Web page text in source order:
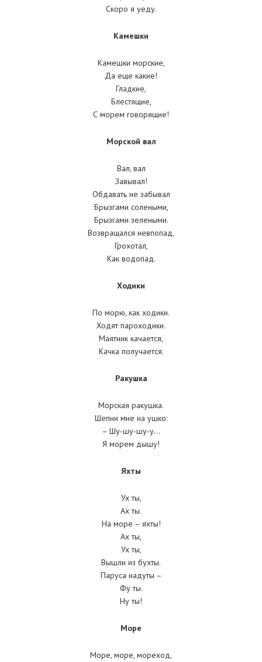
Скоро я уеду.
Камешки
Камешки морские,
Да еще какие!
Гладкие,
Блестящие,
С морем говорящие!
Морской вал
Вал, вал
Завывал!
Обдавать не забывал
Брызгами солеными,
Брызгами зелеными.
Возвращался невпопад,
Грохотал,
Как водопад.
Ходики
По морю, как ходики.
Ходят пароходики.
Маятник качается,
Качка получается.
Ракушка
Морская ракушка.
Шепни мне на ушко:
– Шу-шу-шу-у…
Я морем дышу!
Яхты
Ух ты,
Ах ты.
На море – яхты!
Ах ты,
Ух ты,
Вышли из бухты.
Паруса надуты –
Фу ты.
Ну ты!
Море
Море, море, мореход,